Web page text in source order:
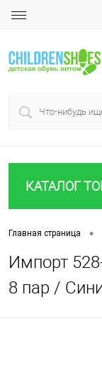
КАТАЛОГ
Главная страница •
Импорт
8 пар /